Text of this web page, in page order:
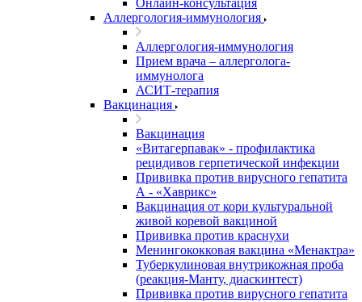
Онлайн-консультация
Аллергология-иммунология
Аллергология-иммунология
Прием врача – аллерголога-
иммунолога
АСИТ-терапия
Вакцинация
Вакцинация
«Витагерпавак» - профилактика
рецидивов герпетической инфекции
Прививка против вирусного гепатита
А - «Хаврикс»
Вакцинация от кори культуральной
живой коревой вакциной
Прививка против краснухи
Менингококковая вакцина «Менактра»
Туберкулиновая внутрикожная проба
(реакция-Манту, диаскинтест)
Прививка против вирусного гепатита